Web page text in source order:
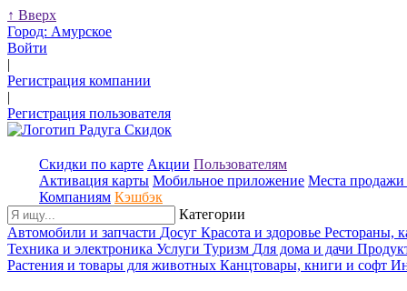
↑ Вверх
Город: Амурское
Войти
|
Регистрация компании
|
Регистрация пользователя
Скидки по карте Акции Пользователям
Активация карты Мобильное приложение Места продажи
Компаниям Кэшбэк
Категории
Автомобили и запчасти Досуг Красота и здоровье Рестораны,
Техника и электроника Услуги Туризм Для дома и дачи
Растения и товары для животных Канцтовары, книги и софт